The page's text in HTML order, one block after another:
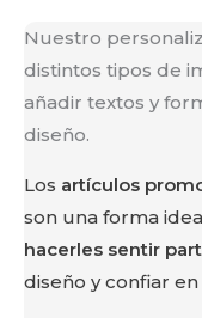
Nuestro
distintos tipos de
añadir textos y
diseño.
Los artículos
son una forma
hacerles sentir
diseño y confiar